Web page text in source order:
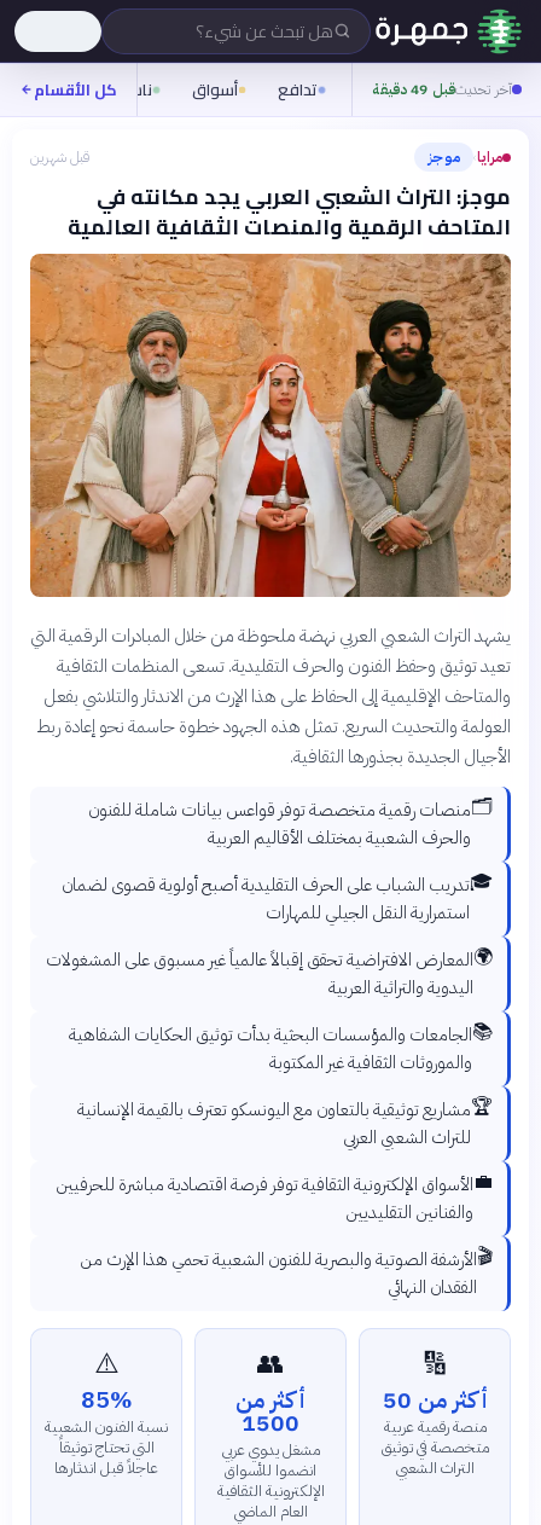
هل تبحث عن شيء؟
آخر تحديثقبل 49 دقيقة تدافع أسواق ناس روح
كل الأقسام
مرايا› موجز قبل شهرين
موجز: التراث الشعبي العربي يجد مكانته في
المتاحف الرقمية والمنصات الثقافية العالمية
يشهد التراث الشعبي العربي نهضة ملحوظة من خلال المبادرات الرقمية التي
تعيد توثيق وحفظ الفنون والحرف التقليدية. تسعى المنظمات الثقافية
والمتاحف الإقليمية إلى الحفاظ على هذا الإرث من الاندثار والتلاشي بفعل
العولمة والتحديث السريع. تمثل هذه الجهود خطوة حاسمة نحو إعادة ربط
الأجيال الجديدة بجذورها الثقافية.
🗂️منصات رقمية متخصصة توفر قواعس بيانات شاملة للفنون
والحرف الشعبية بمختلف الأقاليم العربية
🎓تدريب الشباب على الحرف التقليدية أصبح أولوية قصوى لضمان
استمرارية النقل الجيلي للمهارات
🌍المعارض الافتراضية تحقق إقبالاً عالمياً غير مسبوق على المشغولات
اليدوية والتراثية العربية
📚الجامعات والمؤسسات البحثية بدأت توثيق الحكايات الشفاهية
والموروثات الثقافية غير المكتوبة
🏆مشاريع توثيقية بالتعاون مع اليونسكو تعترف بالقيمة الإنسانية
للتراث الشعبي العربي
💼الأسواق الإلكترونية الثقافية توفر فرصة اقتصادية مباشرة للحرفيين
والفنانين التقليديين
🎬الأرشفة الصوتية والبصرية للفنون الشعبية تحمي هذا الإرث من
الفقدان النهائي
🔢
أكثر من 50
منصة رقمية عربية
متخصصة في توثيق
التراث الشعبي
👥
أكثر من
1500
مشغل يدوي عربي
انضموا للأسواق
الإلكترونية الثقافية
العام الماضي
⚠️
85%
نسبة الفنون الشعبية
التي تحتاج توثيقاً
عاجلاً قبل اندثارها